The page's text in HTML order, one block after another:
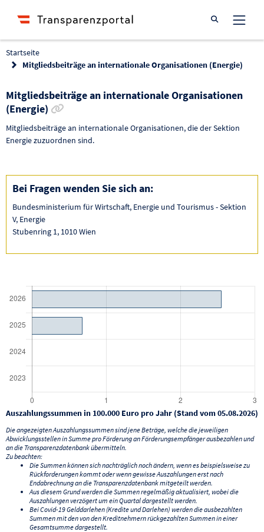
Suche öffnen
Startseite
Mitgliedsbeiträge an internationale Organisationen (Energie)
Mitgliedsbeiträge an internationale Organisationen
(Energie)
Mitgliedsbeiträge an internationale Organisationen, die der Sektion
Energie zuzuordnen sind.
Bei Fragen wenden Sie sich an:
Bundesministerium für Wirtschaft, Energie und Tourismus - Sektion
V, Energie
Stubenring 1, 1010 Wien
Auszahlungssummen in 100.000 Euro pro Jahr (Stand vom 05.08.2026)
Die angezeigten Auszahlungssummen sind jene Beträge, welche die jeweiligen
Abwicklungsstellen in Summe pro Förderung an Förderungsempfänger ausbezahlen und
an die Transparenzdatenbank übermitteln.
Zu beachten:
Die Summen können sich nachträglich noch ändern, wenn es beispielsweise zu
Rückforderungen kommt oder wenn gewisse Auszahlungen erst nach
Endabrechnung an die Transparenzdatenbank mitgeteilt werden.
Aus diesem Grund werden die Summen regelmäßig aktualisiert, wobei die
Auszahlungen verzögert um ein Quartal dargestellt werden.
Bei Covid-19 Gelddarlehen (Kredite und Darlehen) werden die ausbezahlten
Summen mit den von den Kreditnehmern rückgezahlten Summen in einer
Gesamtsumme dargestellt.